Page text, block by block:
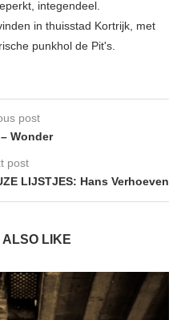
integendeel.
in thuisstad Kortrijk, met
punkhol de Pit's.
post
Wonder
post
LIJSTJES: Hans Verhoeven
ALSO LIKE